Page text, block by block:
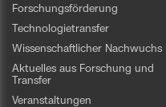
Forschungsförderung
Technologietransfer
Wissenschaftlicher Nachwuchs
Aktuelles aus Forschung und
Transfer
Veranstaltungen